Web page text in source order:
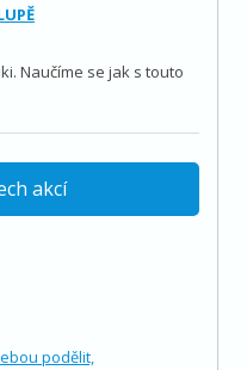
Naučíme se jak s touto
akcí
podělit,